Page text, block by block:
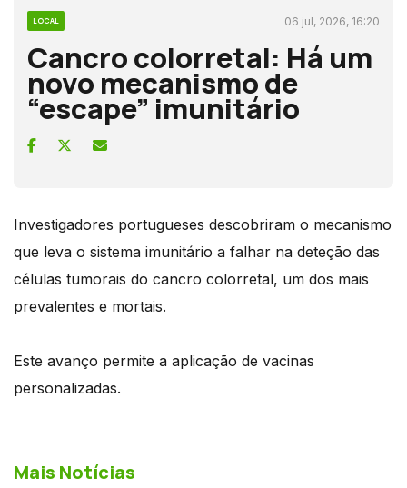
LOCAL 06 jul, 2026, 16:20
Cancro colorretal: Há um
novo mecanismo de
“escape” imunitário
Investigadores portugueses descobriram o mecanismo
que leva o sistema imunitário a falhar na deteção das
células tumorais do cancro colorretal, um dos mais
prevalentes e mortais.
Este avanço permite a aplicação de vacinas
personalizadas.
Mais Notícias